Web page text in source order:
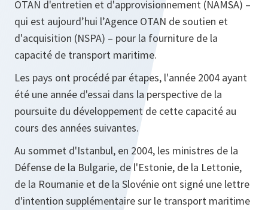
OTAN d'entretien et d'approvisionnement (NAMSA) –
qui est aujourd’hui l’Agence OTAN de soutien et
d'acquisition (NSPA) – pour la fourniture de la
capacité de transport maritime.
Les pays ont procédé par étapes, l'année 2004 ayant
été une année d'essai dans la perspective de la
poursuite du développement de cette capacité au
cours des années suivantes.
Au sommet d'Istanbul, en 2004, les ministres de la
Défense de la Bulgarie, de l'Estonie, de la Lettonie,
de la Roumanie et de la Slovénie ont signé une lettre
d'intention supplémentaire sur le transport maritime